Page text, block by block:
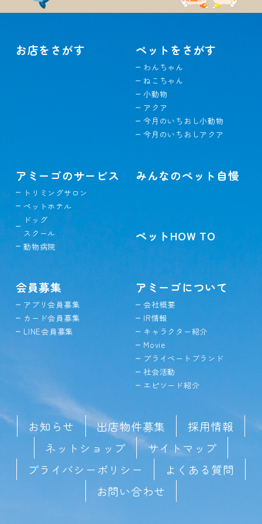
お店をさがす ペットをさがす
わんちゃん
ねこちゃん
小動物
アクア
今月のいちおし小動物
今月のいちおしアクア
アミーゴのサービス
トリミングサロン
ペットホテル
ドッグ
スクール
動物病院
みんなのペット自慢
ペットHOW TO
会員募集
アプリ会員募集
カード会員募集
LINE会員募集
アミーゴについて
会社概要
IR情報
キャラクター紹介
Movie
プライベートブランド
社会活動
エピソード紹介
お知らせ 出店物件募集
採用情報
ネットショップ
サイトマップ
プライバシーポリシー
よくある質問
お問い合わせ